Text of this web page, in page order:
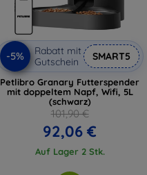
-5%
Rabatt mit
Gutschein
SMART5
Petlibro Granary Futterspender
mit doppeltem Napf, Wifi, 5L
(schwarz)
101,90 €
92,06 €
Auf Lager 2 Stk.